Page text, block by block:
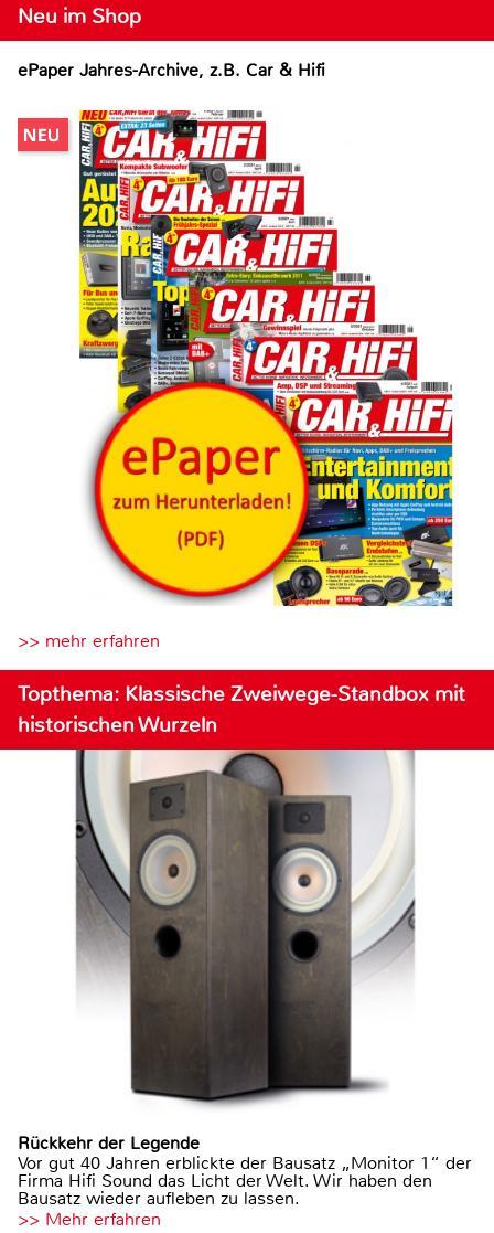
Neu im Shop
ePaper Jahres-Archive, z.B. Car & Hifi
>> mehr erfahren
Topthema: Klassische Zweiwege-Standbox mit
historischen Wurzeln
Rückkehr der Legende
Vor gut 40 Jahren erblickte der Bausatz „Monitor 1“ der
Firma Hifi Sound das Licht der Welt. Wir haben den
Bausatz wieder aufleben zu lassen.
>> Mehr erfahren